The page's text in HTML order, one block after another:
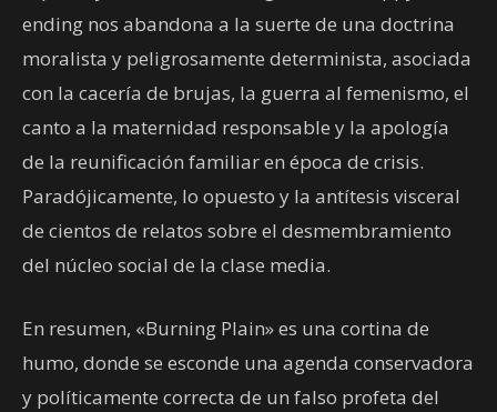
ending nos abandona a la suerte de una doctrina
moralista y peligrosamente determinista, asociada
con la cacería de brujas, la guerra al femenismo, el
canto a la maternidad responsable y la apología
de la reunificación familiar en época de crisis.
Paradójicamente, lo opuesto y la antítesis visceral
de cientos de relatos sobre el desmembramiento
del núcleo social de la clase media.
En resumen, «Burning Plain» es una cortina de
humo, donde se esconde una agenda conservadora
y políticamente correcta de un falso profeta del